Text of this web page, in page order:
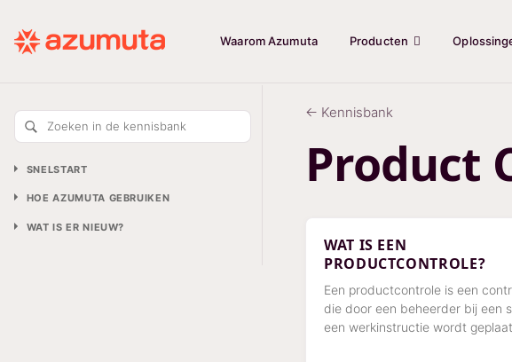
Waarom Azumuta Producten
Zoeken in de kennisbank
SNELSTART
HOE AZUMUTA GEBRUIKEN
WAT IS ER NIEUW?
← Kennisbank
Product
WAT IS EEN
PRODUCTCONTROLE?
Een productcontrole is een
die door een beheerder bij een
een werkinstructie wordt